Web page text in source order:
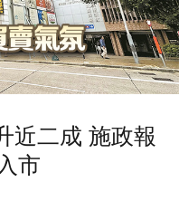
近二成 施政報
市